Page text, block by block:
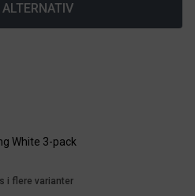
White 3-pack
i flere varianter